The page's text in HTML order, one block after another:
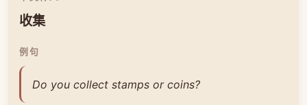
收集
例句
Do you collect stamps or coins?